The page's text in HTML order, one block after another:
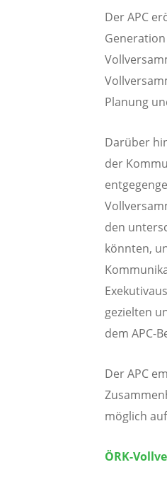
Der APC
Planung
Darüber
der
den
könnten,
gezielten
dem APC-
Der APC
möglich
ÖRK-